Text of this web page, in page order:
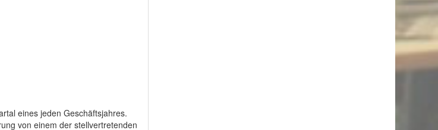
eines jeden Geschäftsjahres.
von einem der stellvertretenden